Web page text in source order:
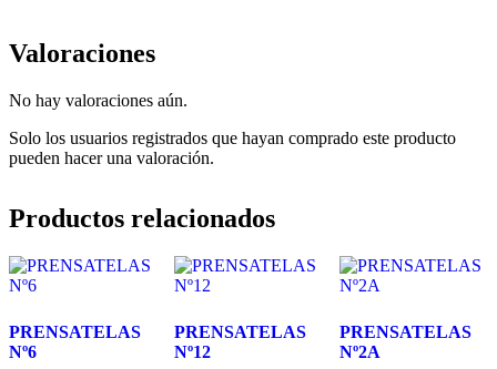
Valoraciones
No hay valoraciones aún.
Solo los usuarios registrados que hayan comprado este producto
pueden hacer una valoración.
Productos relacionados
PRENSATELAS
Nº6
PRENSATELAS
Nº12
PRENSATELAS
Nº2A